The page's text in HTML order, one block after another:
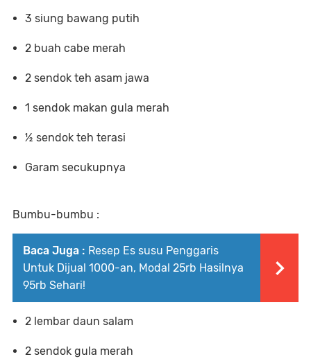
3 siung bawang putih
2 buah cabe merah
2 sendok teh asam jawa
1 sendok makan gula merah
½ sendok teh terasi
Garam secukupnya
Bumbu-bumbu :
Baca Juga : Resep Es susu Penggaris
Untuk Dijual 1000-an, Modal 25rb Hasilnya
95rb Sehari!
2 lembar daun salam
2 sendok gula merah